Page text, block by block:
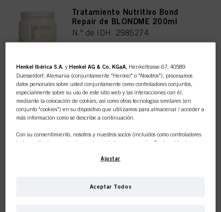
Tratamiento Nutritivo Bond
Repair de BLONDME 200ml
N.º de IDH 2985274
REGISTRAR Y COMPRAR
Tratamiento Nutritivo Bond
N.º de IDH 2985300
Henkel Ibérica S.A. yHenkel AG & Co. KGaA, Henkeltrasse 67, 40589
Duesseldorf, Alemania (conjuntamente "Henkel" o "Nosotros"), procesamos
datos personales sobre usted conjuntamente como controladores conjuntos,
especialmente sobre su uso de este sitio web y las interacciones con él,
mediante la colocación de cookies, así como otras tecnologías similares (en
conjunto "cookies") en su dispositivo que utilizamos para almacenar / acceder a
más información como se describe a continuación.
Con su consentimiento, nosotros y nuestros socios (incluidos como controladores
independientes
conjuntos
según se designa en nuestra Declaración de
huellas dactilares y tecnologías similares") también utilizaremos cookies y
mejoren su uso de este sitio web y/o para marketing personalizado
Ajustar
Aceptar Todos